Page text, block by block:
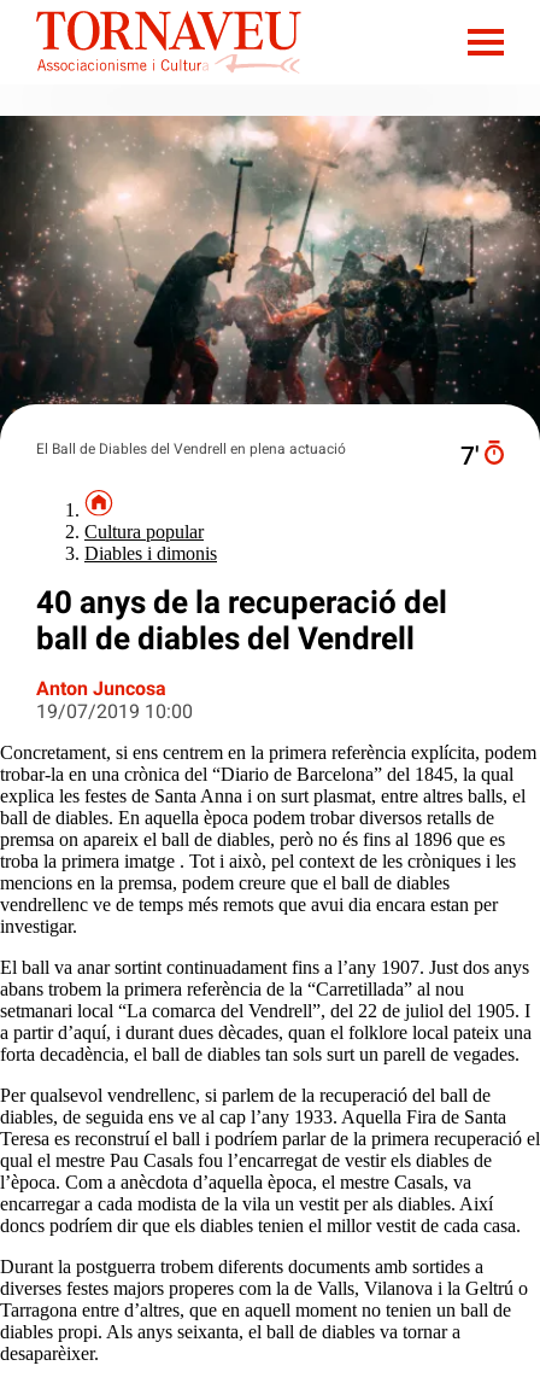
El Ball de Diables del Vendrell en plena actuació 7′
Cultura popular
Diables i dimonis
40 anys de la recuperació del
ball de diables del Vendrell
Anton Juncosa
19/07/2019 10:00
Concretament, si ens centrem en la primera referència explícita, podem
trobar-la en una crònica del “Diario de Barcelona” del 1845, la qual
explica les festes de Santa Anna i on surt plasmat, entre altres balls, el
ball de diables. En aquella època podem trobar diversos retalls de
premsa on apareix el ball de diables, però no és fins al 1896 que es
troba la primera imatge . Tot i això, pel context de les cròniques i les
mencions en la premsa, podem creure que el ball de diables
vendrellenc ve de temps més remots que avui dia encara estan per
investigar.
El ball va anar sortint continuadament fins a l’any 1907. Just dos anys
abans trobem la primera referència de la “Carretillada” al nou
setmanari local “La comarca del Vendrell”, del 22 de juliol del 1905. I
a partir d’aquí, i durant dues dècades, quan el folklore local pateix una
forta decadència, el ball de diables tan sols surt un parell de vegades.
Per qualsevol vendrellenc, si parlem de la recuperació del ball de
diables, de seguida ens ve al cap l’any 1933. Aquella Fira de Santa
Teresa es reconstruí el ball i podríem parlar de la primera recuperació el
qual el mestre Pau Casals fou l’encarregat de vestir els diables de
l’època. Com a anècdota d’aquella època, el mestre Casals, va
encarregar a cada modista de la vila un vestit per als diables. Així
doncs podríem dir que els diables tenien el millor vestit de cada casa.
Durant la postguerra trobem diferents documents amb sortides a
diverses festes majors properes com la de Valls, Vilanova i la Geltrú o
Tarragona entre d’altres, que en aquell moment no tenien un ball de
diables propi. Als anys seixanta, el ball de diables va tornar a
desaparèixer.